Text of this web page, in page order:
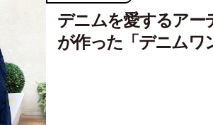
デニムを愛するアー
が作った「デニムワ